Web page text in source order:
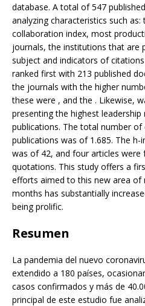
database. A total of 547
analyzing characteristics such
collaboration index, most
journals, the institutions that are
subject and indicators of
ranked first with 213 published
the journals with the higher
these were , and the . Likewise,
presenting the highest
publications. The total number
publications was of 1.685. The
was of 42, and four articles
quotations. This study offers a
efforts aimed to this new area of
months has substantially
being prolific.
Resumen
La pandemia del nuevo
extendido a 180 países,
casos confirmados y más de
principal de este estudio fue